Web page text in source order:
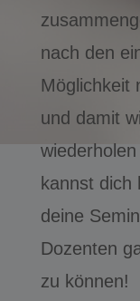
nach den
Möglichkeit
und damit
kannst dich
deine
Dozenten
zu können!